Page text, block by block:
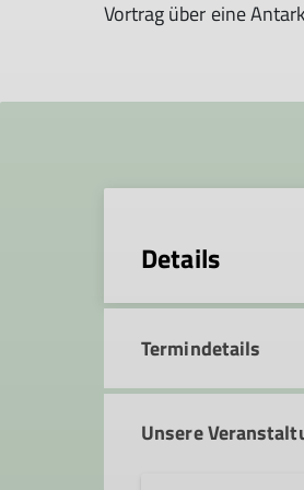
Vortrag über eine
Details
Termindetails
Unsere